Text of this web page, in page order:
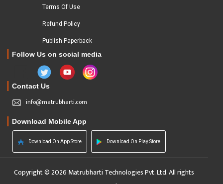
Terms Of Use
Refund Policy
Publish Paperback
Follow Us on social media
Contact Us
info@matrubharti.com
Download Mobile App
Download On App Store Download On Play Store
Copyright © 2026 Matrubharti Technologies Pvt. Ltd. All rights